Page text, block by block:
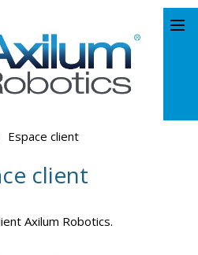
Espace client
client
Axilum Robotics.